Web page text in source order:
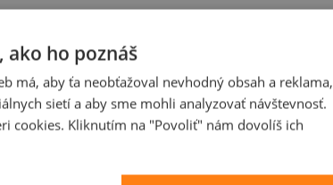
ako ho poznáš
má, aby ťa neobťažoval nevhodný obsah a reklama,
sietí a aby sme mohli analyzovať návštevnosť.
cookies. Kliknutím na "Povoliť" nám dovolíš ich